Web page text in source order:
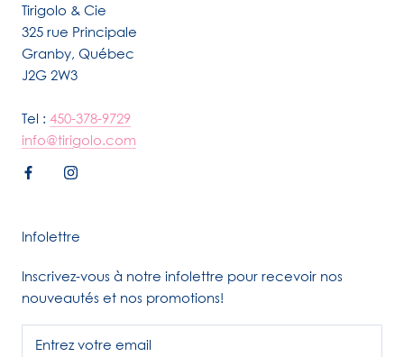
Tirigolo & Cie
325 rue Principale
Granby, Québec
J2G 2W3
Tel : 450-378-9729
info@tirigolo.com
Infolettre
Inscrivez-vous à notre infolettre pour recevoir nos
nouveautés et nos promotions!